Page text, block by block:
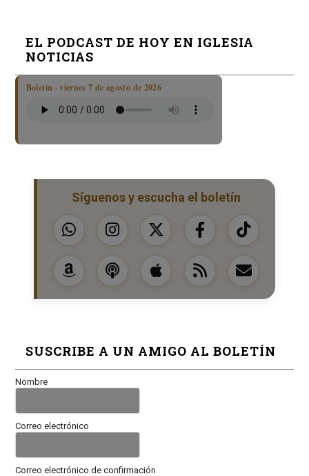
EL PODCAST DE HOY EN IGLESIA
NOTICIAS
Boletín · viernes 7 de agosto de 2026
Síguenos y escucha el boletín
SUSCRIBE A UN AMIGO AL BOLETÍN
Nombre
Correo electrónico
Correo electrónico de confirmación